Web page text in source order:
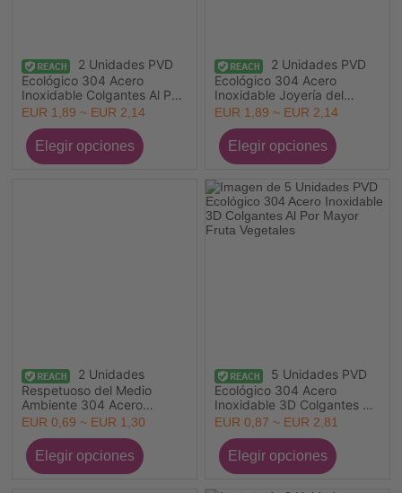
2 Unidades PVD
Ecológico 304 Acero
Inoxidable Colgantes Al Por
Mayor Chapado en Oro de
18K Multicolor Óvalo
Impreso 21mm x 12mm
EUR 1,89 ~ EUR 2,14
2 Unidades PVD
Ecológico 304 Acero
Inoxidable Joyería del
océano Colgantes Al Por
Mayor Chapado en Oro de
18K Multicolor Ronda Disco
Animales Marinos Impreso
19mm x 14mm
EUR 1,89 ~ EUR 2,14
2 Unidades
Respetuoso del Medio
Ambiente 304 Acero
Inoxidable día de San
Colgantes Al Por Mayor
Multicolor Corazón
EUR 0,69 ~ EUR 1,30
5 Unidades PVD
Ecológico 304 Acero
Inoxidable 3D Colgantes Al
Por Mayor Fruta Vegetales
EUR 0,87 ~ EUR 2,81